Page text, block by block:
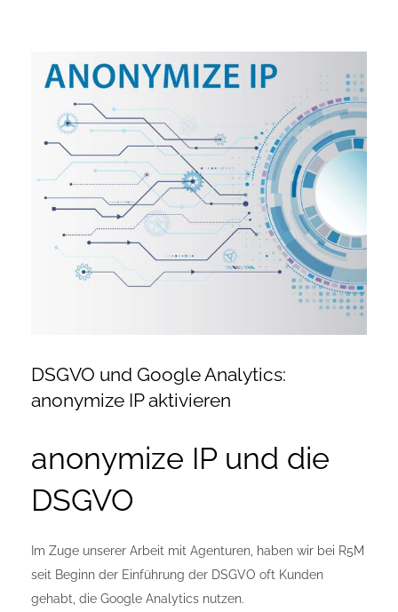
Onlineshop Angebote
Newsletter
Kontakt
Datenschutzerklärung
Zeige
grösseres
DSGVO und Google Analytics:
anonymize IP aktivieren
anonymize IP und die
DSGVO
Im Zuge unserer Arbeit mit Agenturen, haben wir bei R5M
seit Beginn der Einführung der DSGVO oft Kunden
gehabt, die Google Analytics nutzen.